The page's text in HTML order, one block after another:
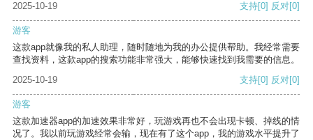
2025-10-19
支持[0] 反对[0]
游客
这款app就像我的私人助理，随时随地为我的办公提供帮助。我经常需要
查找资料，这款app的搜索功能非常强大，能够快速找到我需要的信息。
2025-10-19
支持[0] 反对[0]
游客
这款加速器app的加速效果非常好，玩游戏再也不会出现卡顿、掉线的情
况了。我以前玩游戏经常会输，现在有了这个app，我的游戏水平提升了